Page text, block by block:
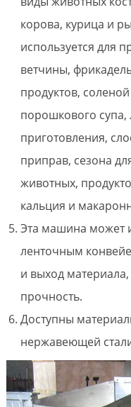
корова, курица и
используется для
ветчины,
продуктов,
порошкового
приготовления,
приправ, сезона
животных,
кальция и
Эта машина может
ленточным
и выход
прочность.
Доступны
нержавеющей